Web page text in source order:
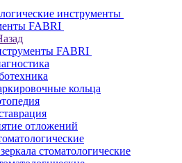
инструменты
FABRI
FABRI
кольца
отложений
стоматологические